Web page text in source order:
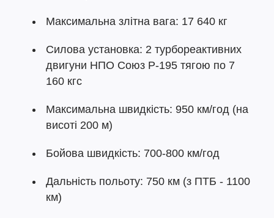
Максимальна злітна вага: 17 640 кг
Силова установка: 2 турбореактивних
двигуни НПО Союз Р-195 тягою по 7
160 кгс
Максимальна швидкість: 950 км/год (на
висоті 200 м)
Бойова швидкість: 700-800 км/год
Дальність польоту: 750 км (з ПТБ - 1100
км)